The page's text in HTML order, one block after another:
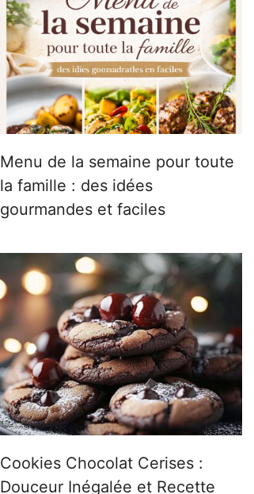
Menu de la semaine pour toute
la famille : des idées
gourmandes et faciles
Cookies Chocolat Cerises :
Douceur Inégalée et Recette